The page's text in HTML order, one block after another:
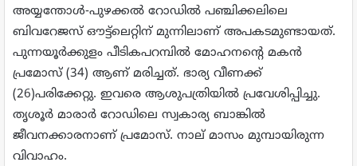
അയ്യന്തോള്‍-പുഴക്കല്‍ റോഡില്‍ പഞ്ചിക്കലിലെ
ബിവറേജസ് ഔട്ട്ലെറ്റിന് മുന്നിലാണ് അപകടമുണ്ടായത്.
പുന്നയൂര്‍ക്കുളം പീടികപറമ്പില്‍ മോഹനന്റെ മകന്‍
പ്രമോസ് (34) ആണ് മരിച്ചത്. ഭാര്യ വീണക്ക്
(26)പരിക്കേറ്റു. ഇവരെ ആശുപത്രിയില്‍ പ്രവേശിപ്പിച്ചു.
തൃശൂര്‍ മാരാര്‍ റോഡിലെ സ്വകാര്യ ബാങ്കില്‍
ജീവനക്കാരനാണ് പ്രമോസ്. നാല് മാസം മുമ്പായിരുന്ന
വിവാഹം.